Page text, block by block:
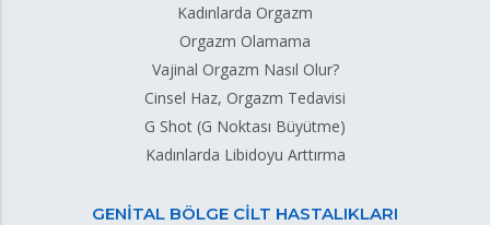
Kadınlarda Orgazm
Orgazm Olamama
Vajinal Orgazm Nasıl Olur?
Cinsel Haz, Orgazm Tedavisi
G Shot (G Noktası Büyütme)
Kadınlarda Libidoyu Arttırma
GENİTAL BÖLGE CİLT HASTALIKLARI